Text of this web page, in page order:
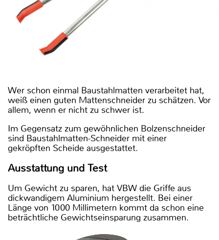
Wer schon einmal Baustahlmatten verarbeitet hat,
weiß einen guten Mattenschneider zu schätzen. Vor
allem, wenn er nicht zu schwer ist.
Im Gegensatz zum gewöhnlichen Bolzenschneider
sind Baustahlmatten-Schneider mit einer
gekröpften Scheide ausgestattet.
Ausstattung und Test
Um Gewicht zu sparen, hat VBW die Griffe aus
dickwandigem Aluminium hergestellt. Bei einer
Länge von 1000 Millimetern kommt da schon eine
beträchtliche Gewichtseinsparung zusammen.